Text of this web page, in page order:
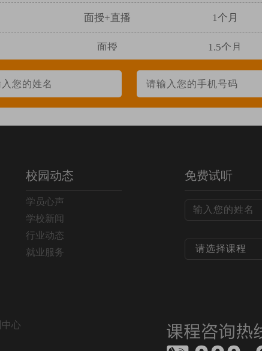
面授+直播 1个月
面授 1.5个月
面授 1个月
面授+直播 3年
面授 3年
面授+直播 4-5个月
4-5个月
6-8个月
3-4个月
校园动态
学员心声
学校新闻
行业动态
就业服务
免费试听
心